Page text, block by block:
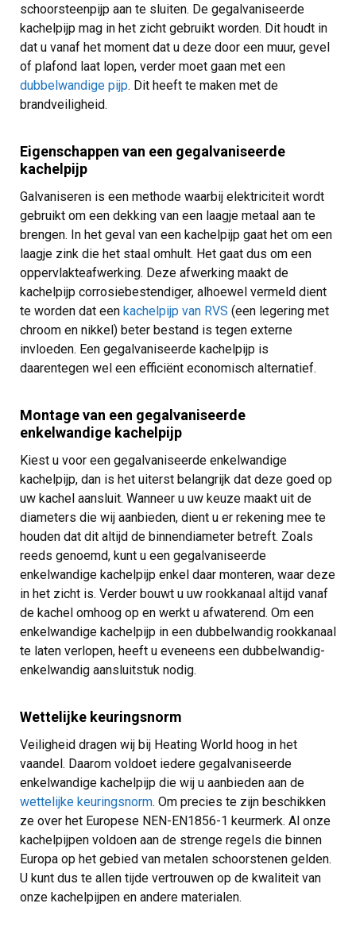
schoorsteenpijp aan te sluiten. De gegalvaniseerde
kachelpijp mag in het zicht gebruikt worden. Dit houdt in
dat u vanaf het moment dat u deze door een muur, gevel
of plafond laat lopen, verder moet gaan met een
dubbelwandige pijp. Dit heeft te maken met de
brandveiligheid.
Eigenschappen van een gegalvaniseerde
kachelpijp
Galvaniseren is een methode waarbij elektriciteit wordt
gebruikt om een dekking van een laagje metaal aan te
brengen. In het geval van een kachelpijp gaat het om een
laagje zink die het staal omhult. Het gaat dus om een
oppervlakteafwerking. Deze afwerking maakt de
kachelpijp corrosiebestendiger, alhoewel vermeld dient
te worden dat een kachelpijp van RVS (een legering met
chroom en nikkel) beter bestand is tegen externe
invloeden. Een gegalvaniseerde kachelpijp is
daarentegen wel een efficiënt economisch alternatief.
Montage van een gegalvaniseerde
enkelwandige kachelpijp
Kiest u voor een gegalvaniseerde enkelwandige
kachelpijp, dan is het uiterst belangrijk dat deze goed op
uw kachel aansluit. Wanneer u uw keuze maakt uit de
diameters die wij aanbieden, dient u er rekening mee te
houden dat dit altijd de binnendiameter betreft. Zoals
reeds genoemd, kunt u een gegalvaniseerde
enkelwandige kachelpijp enkel daar monteren, waar deze
in het zicht is. Verder bouwt u uw rookkanaal altijd vanaf
de kachel omhoog op en werkt u afwaterend. Om een
enkelwandige kachelpijp in een dubbelwandig rookkanaal
te laten verlopen, heeft u eveneens een dubbelwandig-
enkelwandig aansluitstuk nodig.
Wettelijke keuringsnorm
Veiligheid dragen wij bij Heating World hoog in het
vaandel. Daarom voldoet iedere gegalvaniseerde
enkelwandige kachelpijp die wij u aanbieden aan de
wettelijke keuringsnorm. Om precies te zijn beschikken
ze over het Europese NEN-EN1856-1 keurmerk. Al onze
kachelpijpen voldoen aan de strenge regels die binnen
Europa op het gebied van metalen schoorstenen gelden.
U kunt dus te allen tijde vertrouwen op de kwaliteit van
onze kachelpijpen en andere materialen.